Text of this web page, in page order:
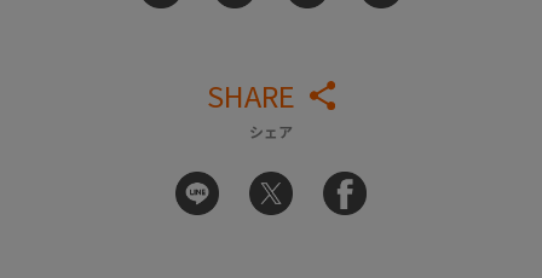
SHARE
シェア